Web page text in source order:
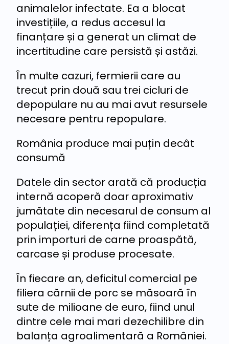
animalelor infectate. Ea a blocat
investițiile, a redus accesul la
finanțare și a generat un climat de
incertitudine care persistă și astăzi.
În multe cazuri, fermierii care au
trecut prin două sau trei cicluri de
depopulare nu au mai avut resursele
necesare pentru repopulare.
România produce mai puțin decât
consumă
Datele din sector arată că producția
internă acoperă doar aproximativ
jumătate din necesarul de consum al
populației, diferența fiind completată
prin importuri de carne proaspătă,
carcase și produse procesate.
În fiecare an, deficitul comercial pe
filiera cărnii de porc se măsoară în
sute de milioane de euro, fiind unul
dintre cele mai mari dezechilibre din
balanța agroalimentară a României.